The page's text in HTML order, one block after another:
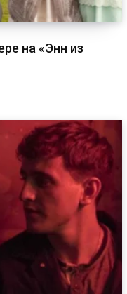
на «Энн из